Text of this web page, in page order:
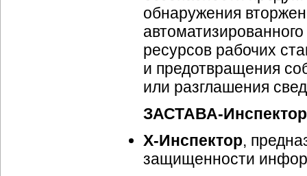
обнаружения
ресурсов рабочих
и предотвращения
или разглашения
ЗАСТАВА-Инспектор
X-Инспектор,
защищенности